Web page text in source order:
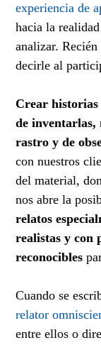
experiencia de
hacia la
analizar.
decirle al
Crear historias
de inventarlas,
rastro y de
con nuestros
del material,
nos abre la
relatos
realistas y con
reconocibles
Cuando se
relator
entre ellos o